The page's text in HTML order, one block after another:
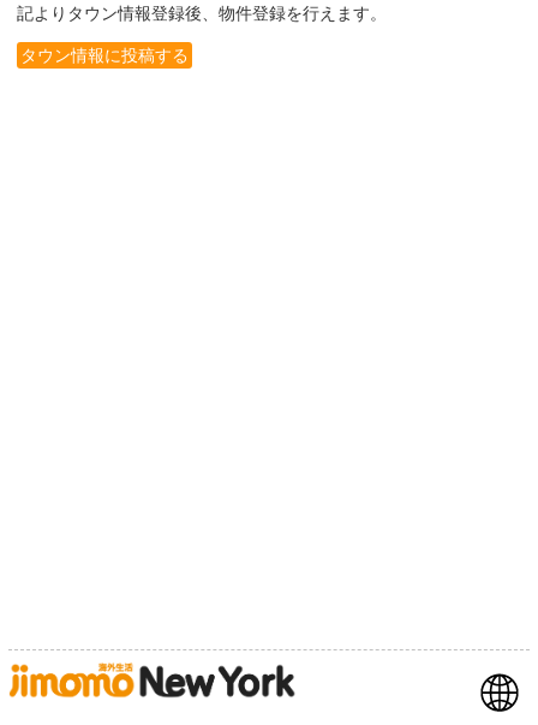
記よりタウン情報登録後、物件登録を行えます。
タウン情報に投稿する